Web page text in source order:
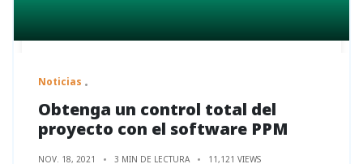
Noticias
Obtenga un control total del
proyecto con el software PPM
NOV. 18, 2021 3 MIN DE LECTURA 11,121 VIEWS